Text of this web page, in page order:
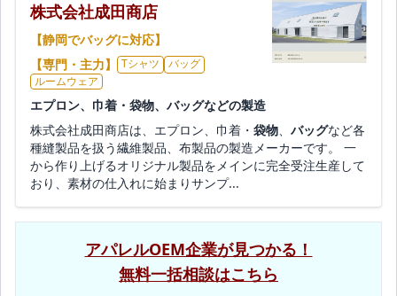
株式会社成田商店
【静岡でバッグに対応】
【専門・主力】
Tシャツ
バッグ
ルームウェア
エプロン、巾着・袋物、バッグなどの製造
株式会社成田商店は、エプロン、巾着・ 袋物、 バッグなど各
種縫製品を扱う繊維製品、布製品の製造メーカーです。 一
から作り上げるオリジナル製品をメインに完全受注生産して
おり、素材の仕入れに始まりサンプ...
アパレルOEM企業が見つかる！
無料一括相談はこちら